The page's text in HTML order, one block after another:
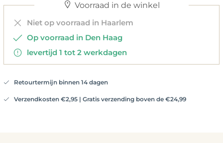
Voorraad in de winkel
Niet op voorraad in Haarlem
Op voorraad in Den Haag
levertijd 1 tot 2 werkdagen
Retourtermijn binnen 14 dagen
Verzendkosten €2,95 | Gratis verzending boven de €24,99